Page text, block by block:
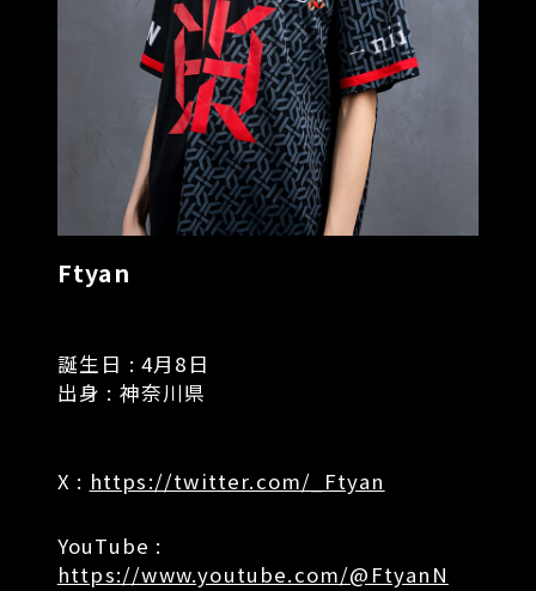
Ftyan
誕生日 : 4月8日
出身 : 神奈川県
X : https://twitter.com/_Ftyan
YouTube :
https://www.youtube.com/@FtyanN